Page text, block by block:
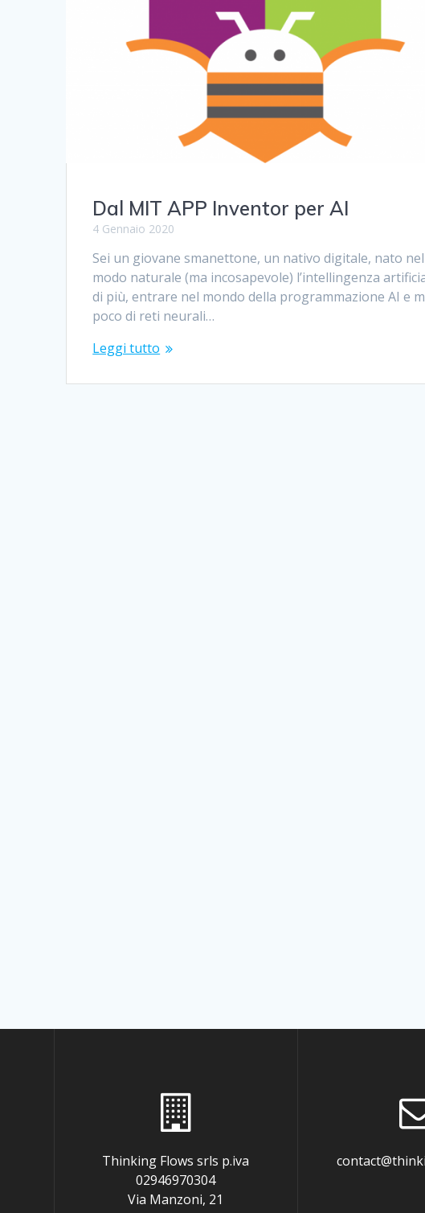
Dal MIT APP Inventor per AI
4 Gennaio 2020
Sei un giovane smanettone, un nativo digitale, nato
modo naturale (ma incosapevole) l’intellingenza
di più, entrare nel mondo della programmazione AI e
poco di reti neurali…
Leggi tutto
Thinking Flows srls p.iva
02946970304
Via Manzoni, 21